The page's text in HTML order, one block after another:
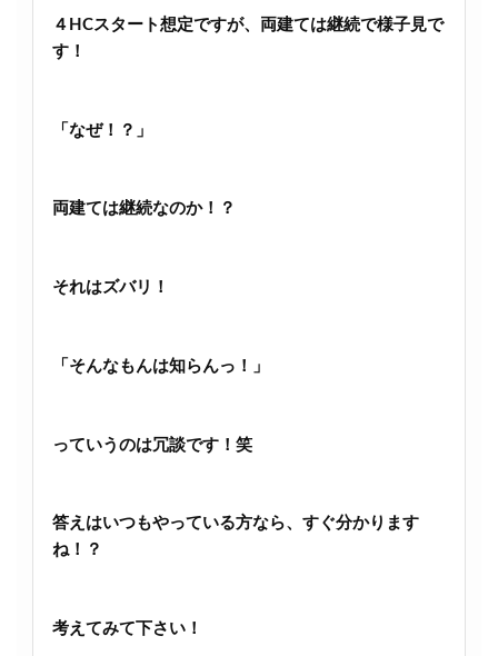
４HCスタート想定ですが、両建ては継続で様子見で
す！
「なぜ！？」
両建ては継続なのか！？
それはズバリ！
「そんなもんは知らんっ！」
っていうのは冗談です！笑
答えはいつもやっている方なら、すぐ分かります
ね！？
考えてみて下さい！